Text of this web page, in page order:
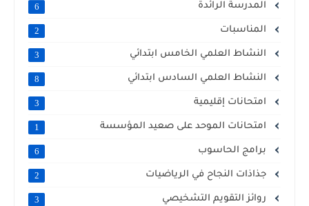
المدرسة الرائدة 6
المناسبات 2
النشاط العلمي الخامس ابتدائي 3
النشاط العلمي السادس ابتدائي 8
امتحانات إقليمية 3
امتحانات الموحد على صعيد المؤسسة 1
برامج الحاسوب 6
جذاذات النجاح في الرياضيات 2
روائز التقويم التشخيصي 3